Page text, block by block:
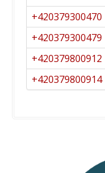
+420379300470
+420379300479
+420379800912
+420379800914